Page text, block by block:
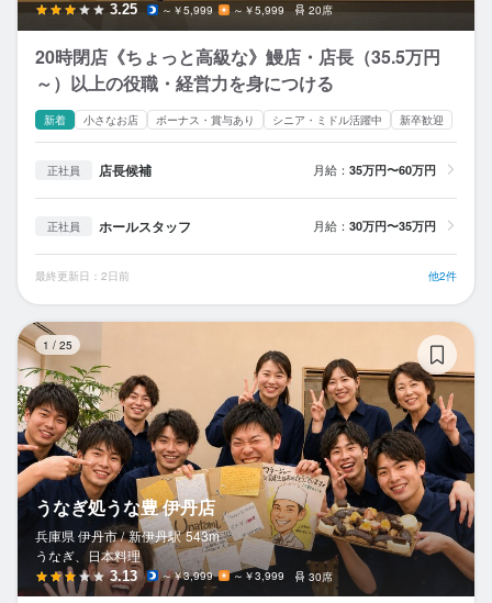
3.25 ～￥5,999 ～￥5,999 20席
20時閉店《ちょっと高級な》鰻店・店長（35.5万円
～）以上の役職・経営力を身につける
新着 小さなお店 ボーナス・賞与あり シニア・ミドル活躍中 新卒歓迎
正社員 店長候補 月給： 35万円〜60万円
正社員 ホールスタッフ 月給： 30万円〜35万円
最終更新日：2日前 他2件
1 / 25
うなぎ処うな豊 伊丹店
兵庫県 伊丹市 / 新伊丹駅 543m
うなぎ、日本料理
3.13 ～￥3,999 ～￥3,999 30席